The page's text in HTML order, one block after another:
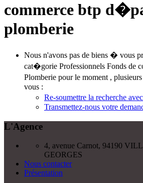
commerce btp
plomberie
Nous n'avons pas de biens � vous
cat�gorie Professionnels Fonds de
Plomberie pour le moment ,
vous :
Re-soumettre la recherche
Transmettez-nous votre
L'Agence
4, avenue Carnot, 94190
GEORGES
Nous contacter
Présentation